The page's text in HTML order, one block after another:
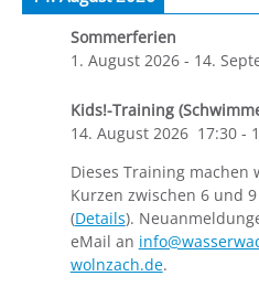
Sommerferien
1. August 2026- 14.
Kids!-Training
14. August 2026 17:30-
Dieses Training machen
Kurzen zwischen 6 und 9
(Details).
eMail an
wolnzach.de.